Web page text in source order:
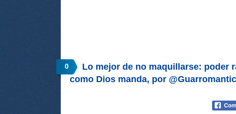
0
Lo mejor de no maquillarse: poder
como Dios manda, por